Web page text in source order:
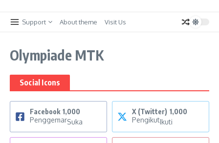
Support About theme Visit Us
Olympiade MTK
Social Icons
Facebook 1,000
PenggemarSuka
X (Twitter) 1,000
PengikutIkuti